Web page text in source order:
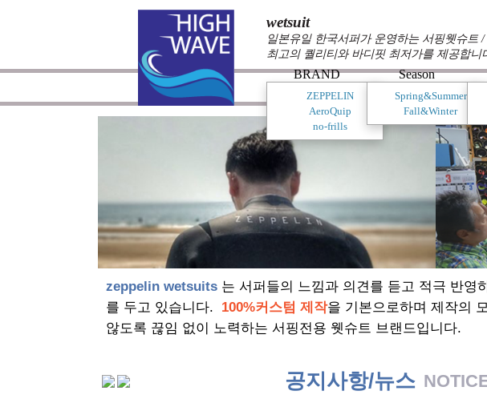
wetsuit
일본유일 한국서퍼가 운영하는 서핑웻슈트
최고의 퀄리티와 바디핏 최저가를 제공합니
BRAND
ZEPPELIN
AeroQuip
no-frills
Season
Spring&Summer
Fall&Winter
zeppelin wetsuits 는 서퍼들의 느낌과 의견를 듣고 적극 반영
를 두고 있습니다. 100%커스텀 제작을 기본으로하며 제작의
않도록 끊임 없이 노력하는 서핑전용 웻슈트 브랜드입니다.
공지사항/뉴스